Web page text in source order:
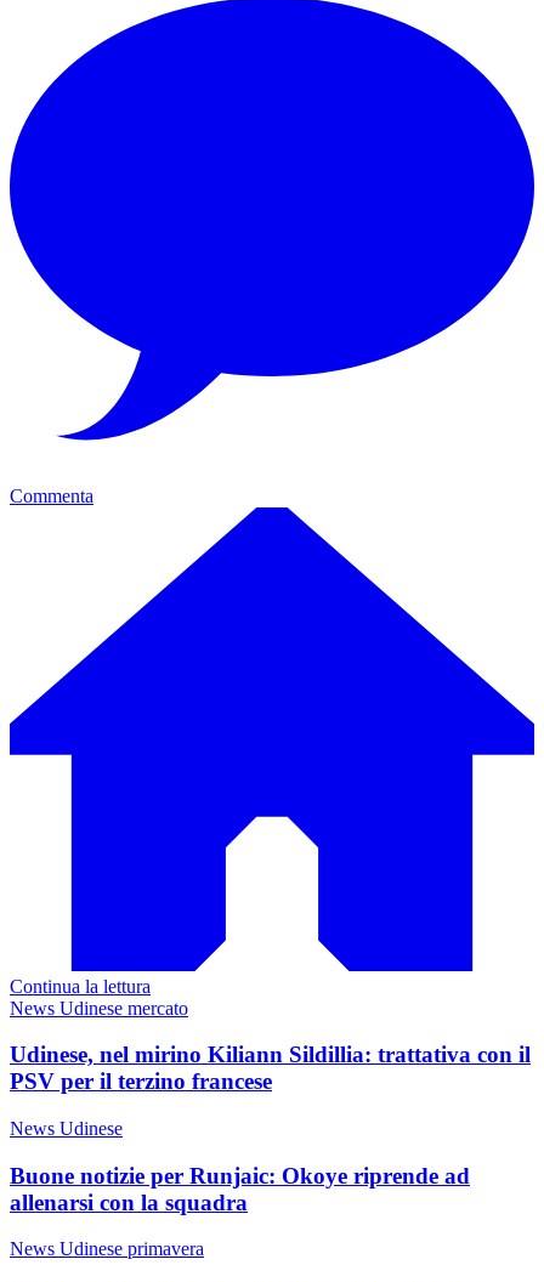
Commenta
Continua la lettura
News Udinese mercato
Udinese, nel mirino Kiliann Sildillia: trattativa con il
PSV per il terzino francese
News Udinese
Buone notizie per Runjaic: Okoye riprende ad
allenarsi con la squadra
News Udinese primavera